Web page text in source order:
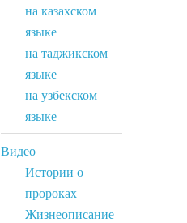
на казахском
языке
на таджикском
языке
на узбекском
языке
Видео
Истории о
пророках
Жизнеописание